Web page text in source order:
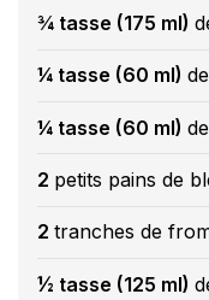
¾ tasse (175 ml)
¼ tasse (60 ml)
¼ tasse (60 ml)
2 petits pains de
2 tranches de
½ tasse (125 ml)